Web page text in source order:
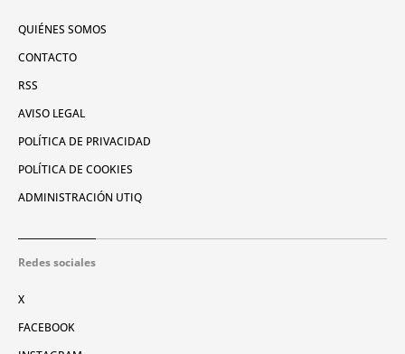
QUIÉNES SOMOS
CONTACTO
RSS
AVISO LEGAL
POLÍTICA DE PRIVACIDAD
POLÍTICA DE COOKIES
ADMINISTRACIÓN UTIQ
Redes sociales
X
FACEBOOK